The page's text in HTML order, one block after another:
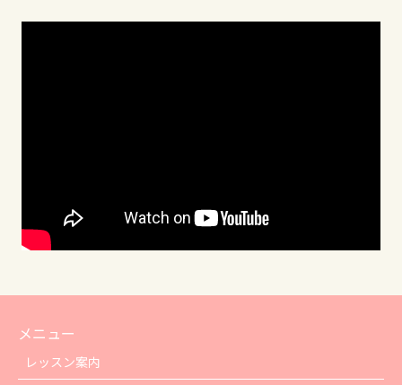
メニュー
レッスン案内